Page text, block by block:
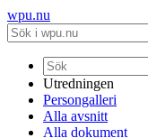
wpu.nu
Utredningen
Persongalleri
Alla avsnitt
Alla dokument